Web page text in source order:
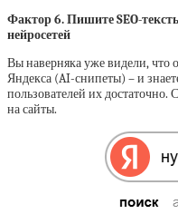
Фактор 6. Пишите SEO-
нейросетей
Вы наверняка уже видели, что
Яндекса (AI-снипеты) – и
пользователей их достаточно.
на сайты.